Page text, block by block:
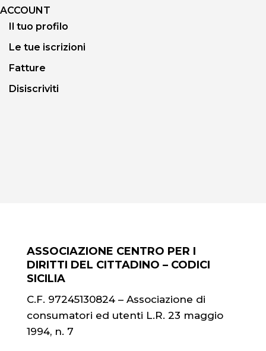
ACCOUNT
Il tuo profilo
Le tue iscrizioni
Fatture
Disiscriviti
ASSOCIAZIONE CENTRO PER I
DIRITTI DEL CITTADINO – CODICI
SICILIA
C.F. 97245130824 – Associazione di
consumatori ed utenti L.R. 23 maggio
1994, n. 7